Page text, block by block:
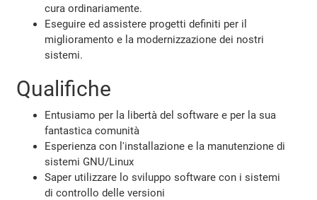
cura ordinariamente.
Eseguire ed assistere progetti definiti per il
miglioramento e la modernizzazione dei nostri
sistemi.
Qualifiche
Entusiamo per la libertà del software e per la sua
fantastica comunità
Esperienza con l'installazione e la manutenzione di
sistemi GNU/Linux
Saper utilizzare lo sviluppo software con i sistemi
di controllo delle versioni